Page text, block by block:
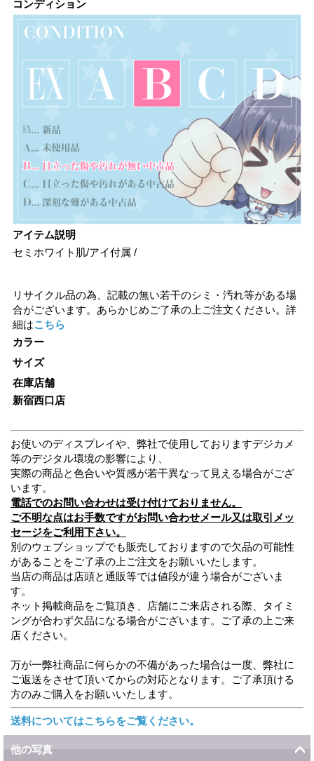
コンディション
アイテム説明
セミホワイト肌/アイ付属 /
リサイクル品の為、記載の無い若干のシミ・汚れ等がある場
合がございます。あらかじめご了承の上ご注文ください。詳
細はこちら
カラー
サイズ
在庫店舗
新宿西口店
お使いのディスプレイや、弊社で使用しておりますデジカメ
等のデジタル環境の影響により、
実際の商品と色合いや質感が若干異なって見える場合がござ
います。
電話でのお問い合わせは受け付けておりません。
ご不明な点はお手数ですがお問い合わせメール又は取引メッ
セージをご利用下さい。
別のウェブショップでも販売しておりますので欠品の可能性
があることをご了承の上ご注文をお願いいたします。
当店の商品は店頭と通販等では値段が違う場合がございま
す。
ネット掲載商品をご覧頂き、店舗にご来店される際、タイミ
ングが合わず欠品になる場合がございます。ご了承の上ご来
店ください。
万が一弊社商品に何らかの不備があった場合は一度、弊社に
ご返送をさせて頂いてからの対応となります。ご了承頂ける
方のみご購入をお願いいたします。
送料についてはこちらをご覧ください。
他の写真